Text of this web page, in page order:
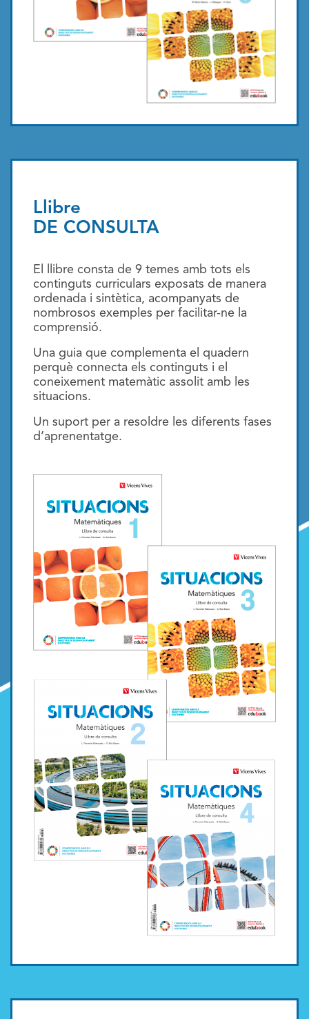
Llibre
DE CONSULTA
El llibre consta de 9 temes amb tots els
continguts curriculars exposats de manera
ordenada i sintètica, acompanyats de
nombrosos exemples per facilitar-ne la
comprensió.
Una guia que complementa el quadern
perquè connecta els continguts i el
coneixement matemàtic assolit amb les
situacions.
Un suport per a resoldre les diferents fases
d’aprenentatge.